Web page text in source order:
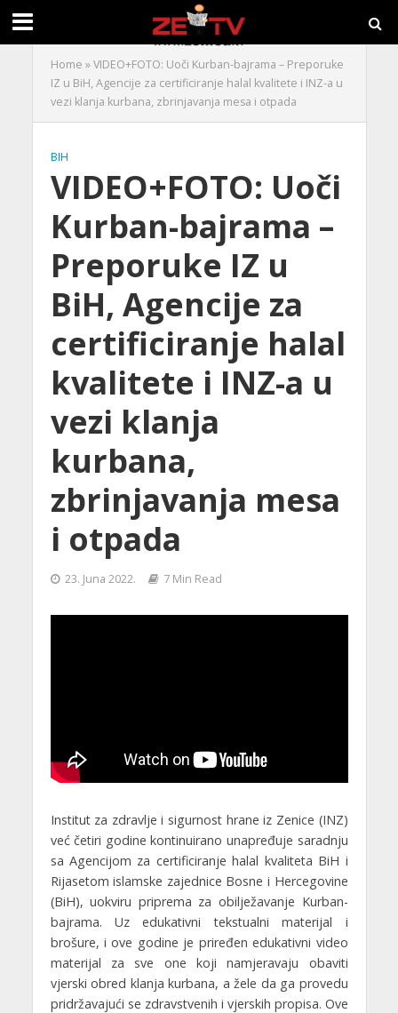
Home »VIDEO+FOTO: Uoči Kurban-bajrama – Preporuke
IZ u BiH, Agencije za certificiranje halal kvalitete i INZ-a u
vezi klanja kurbana, zbrinjavanja mesa i otpada
BIH
VIDEO+FOTO: Uoči
Kurban-bajrama –
Preporuke IZ u
BiH, Agencije za
certificiranje halal
kvalitete i INZ-a u
vezi klanja
kurbana,
zbrinjavanja mesa
i otpada
23. Juna 2022. 7 Min Read
Institut za zdravlje i sigurnost hrane iz Zenice (INZ)
već četiri godine kontinuirano unapređuje saradnju
sa Agencijom za certificiranje halal kvaliteta BiH i
Rijasetom islamske zajednice Bosne i Hercegovine
(BiH), uokviru priprema za obilježavanje Kurban-
bajrama. Uz edukativni tekstualni materijal i
brošure, i ove godine je priređen edukativni video
materijal za sve one koji namjeravaju obaviti
vjerski obred klanja kurbana, a žele da ga provedu
pridržavajući se zdravstvenih i vjerskih propisa. Ove